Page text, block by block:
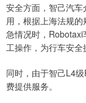
安全方面，智己汽
用，根据上海法规
急情况时，Robotaxi
工操作，为行车安全
同时，由于智己L4
费提供服务。